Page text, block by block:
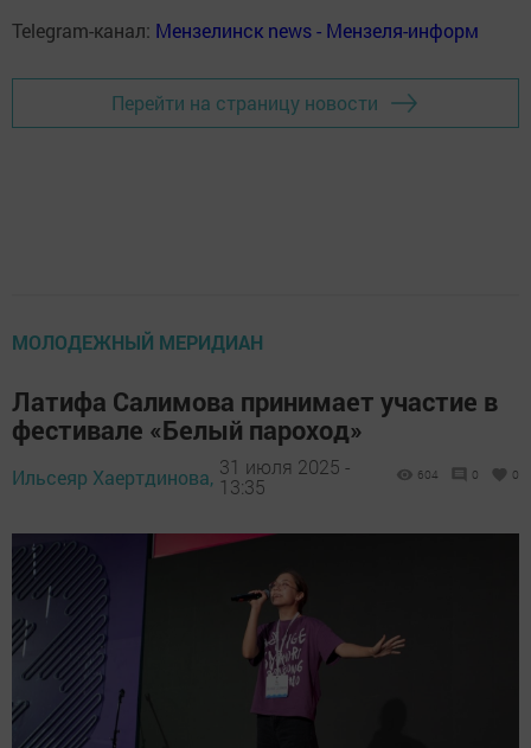
Telegram-канал: Мензелинск news - Мензеля-информ
Перейти на страницу новости
МОЛОДЕЖНЫЙ МЕРИДИАН
Латифа Салимова принимает участие в
фестивале «Белый пароход»
Ильсеяр Хаертдинова, 31 июля 2025 -
13:35
604 0 0